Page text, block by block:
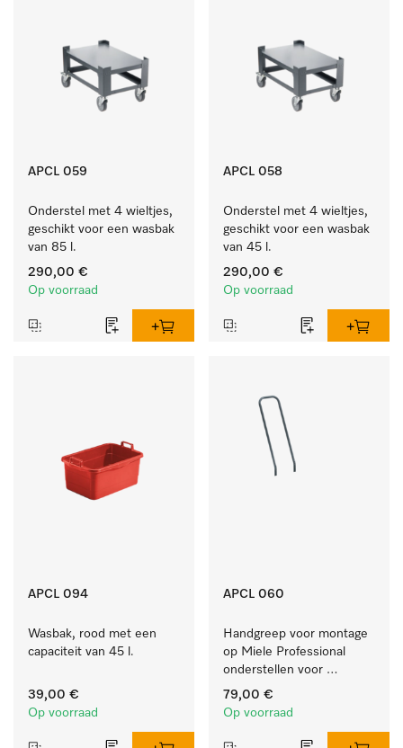
APCL 059
Onderstel met 4 wieltjes,
geschikt voor een wasbak
van 85 l.
290,00 €
Op voorraad
APCL 058
Onderstel met 4 wieltjes,
geschikt voor een wasbak
van 45 l.
290,00 €
Op voorraad
APCL 094
Wasbak, rood met een
capaciteit van 45 l.
39,00 €
Op voorraad
APCL 060
Handgreep voor montage
op Miele Professional
onderstellen voor
eenvoudig gebruik.
79,00 €
Op voorraad